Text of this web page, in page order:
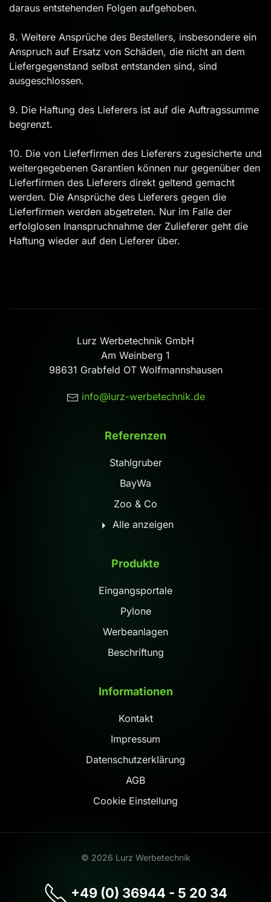
daraus entstehenden Folgen aufgehoben.
8. Weitere Ansprüche des Bestellers, insbesondere ein
Anspruch auf Ersatz von Schäden, die nicht an dem
Liefergegenstand selbst entstanden sind, sind
ausgeschlossen.
9. Die Haftung des Lieferers ist auf die Auftragssumme
begrenzt.
10. Die von Lieferfirmen des Lieferers zugesicherte und
weitergegebenen Garantien können nur gegenüber den
Lieferfirmen des Lieferers direkt geltend gemacht
werden. Die Ansprüche des Lieferers gegen die
Lieferfirmen werden abgetreten. Nur im Falle der
erfolglosen Inanspruchnahme der Zulieferer geht die
Haftung wieder auf den Lieferer über.
Lurz Werbetechnik GmbH
Am Weinberg 1
98631 Grabfeld OT Wolfmannshausen
info@lurz-werbetechnik.de
Referenzen
Stahlgruber
BayWa
Zoo & Co
Alle anzeigen
Produkte
Eingangsportale
Pylone
Werbeanlagen
Beschriftung
Informationen
Kontakt
Impressum
Datenschutzerklärung
AGB
Cookie Einstellung
© 2026 Lurz Werbetechnik
+49 (0) 36944 - 5 20 34